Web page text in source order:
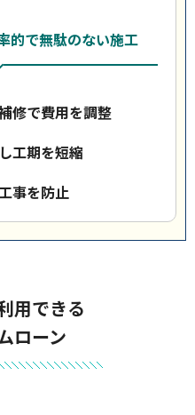
的で無駄のない施工
修で費用を調整
工期を短縮
事を防止
用できる
ローン